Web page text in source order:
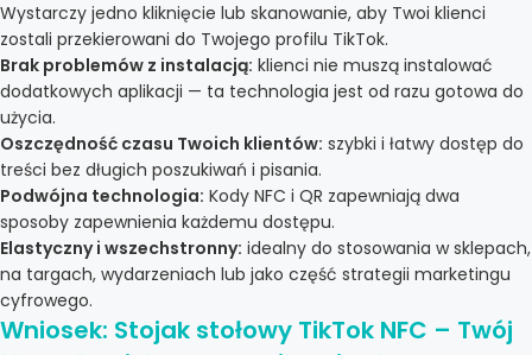
Wystarczy jedno kliknięcie lub skanowanie, aby Twoi klienci
zostali przekierowani do Twojego profilu TikTok.
Brak problemów z instalacją: klienci nie muszą instalować
dodatkowych aplikacji — ta technologia jest od razu gotowa do
użycia.
Oszczędność czasu Twoich klientów: szybki i łatwy dostęp do
treści bez długich poszukiwań i pisania.
Podwójna technologia: Kody NFC i QR zapewniają dwa
sposoby zapewnienia każdemu dostępu.
Elastyczny i wszechstronny: idealny do stosowania w sklepach,
na targach, wydarzeniach lub jako część strategii marketingu
cyfrowego.
Wniosek: Stojak stołowy TikTok NFC – Twój